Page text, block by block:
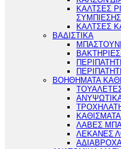
ΚΑΛΤΣΕΣ
ΣΥΜΠΙΕΣΗΣ
ΚΑΛΤΣΕΣ
ΒΑΔΙΣΤΙΚΑ
ΒΟΗΘΗΜΑΤΑ
ΛΑΒΕΣ
ΛΕΚΑΝΕΣ